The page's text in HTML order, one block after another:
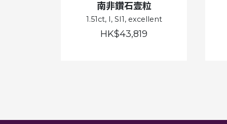
南非鑽石壹粒
1.51ct, I, SI1, excellent
HK$43,819